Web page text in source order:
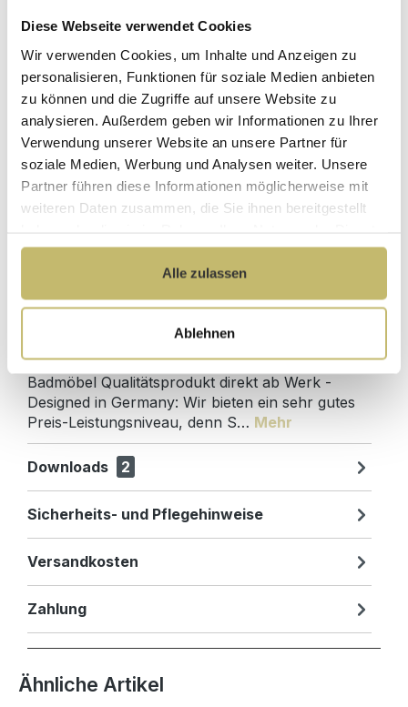
Diese Webseite verwendet Cookies
Wir verwenden Cookies, um Inhalte und Anzeigen zu
personalisieren, Funktionen für soziale Medien anbieten
zu können und die Zugriffe auf unsere Website zu
analysieren. Außerdem geben wir Informationen zu Ihrer
Verwendung unserer Website an unsere Partner für
soziale Medien, Werbung und Analysen weiter. Unsere
Partner führen diese Informationen möglicherweise mit
weiteren Daten zusammen, die Sie ihnen bereitgestellt
gesammelt haben.
Alle zulassen
Ablehnen
Waschtisch-Anschluss Spar-Set
Sofort lieferbar 11.08-13.08.
64,90 €*
In den Warenkorb
Produktdetails
Badmöbel Qualitätsprodukt direkt ab Werk -
Designed in Germany: Wir bieten ein sehr gutes
Preis-Leistungsniveau, denn S… Mehr
Downloads 2
Sicherheits- und Pflegehinweise
Versandkosten
Zahlung
Produktgalerie überspringen
Ähnliche Artikel